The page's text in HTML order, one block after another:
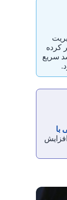
کرده
سریع
با